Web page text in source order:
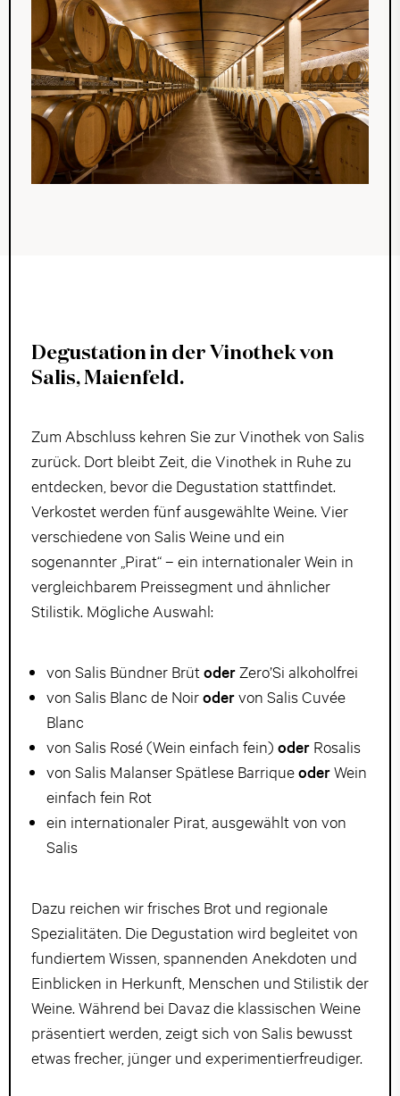
Degustation in der Vinothek von
Salis, Maienfeld.
Zum Abschluss kehren Sie zur Vinothek von Salis
zurück. Dort bleibt Zeit, die Vinothek in Ruhe zu
entdecken, bevor die Degustation stattfindet.
Verkostet werden fünf ausgewählte Weine. Vier
verschiedene von Salis Weine und ein
sogenannter „Pirat“ – ein internationaler Wein in
vergleichbarem Preissegment und ähnlicher
Stilistik. Mögliche Auswahl:
von Salis Bündner BrütoderZero’Si alkoholfrei
von Salis Blanc de Noirodervon Salis Cuvée
Blanc
von Salis Rosé (Wein einfach fein) oder Rosalis
von Salis Malanser Spätlese BarriqueoderWein
einfach fein Rot
ein internationaler Pirat, ausgewählt von von
Salis
Dazu reichen wir frisches Brot und regionale
Spezialitäten. Die Degustation wird begleitet von
fundiertem Wissen, spannenden Anekdoten und
Einblicken in Herkunft, Menschen und Stilistik der
Weine. Während bei Davaz die klassischen Weine
präsentiert werden, zeigt sich von Salis bewusst
etwas frecher, jünger und experimentierfreudiger.